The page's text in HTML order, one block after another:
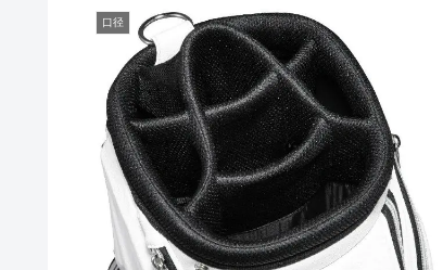
口径